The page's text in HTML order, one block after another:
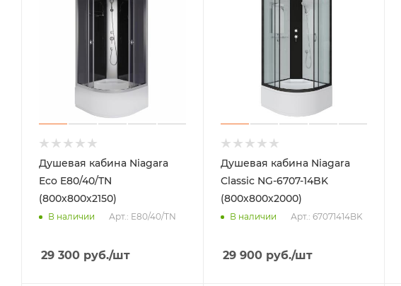
Душевая кабина Niagara
Eco E80/40/TN
(800х800х2150)
В наличии Арт.: E80/40/TN
29 300 руб./шт
Душевая кабина Niagara
Classic NG-6707-14BK
(800х800х2000)
В наличии Арт.: 67071414BK
29 900руб./шт